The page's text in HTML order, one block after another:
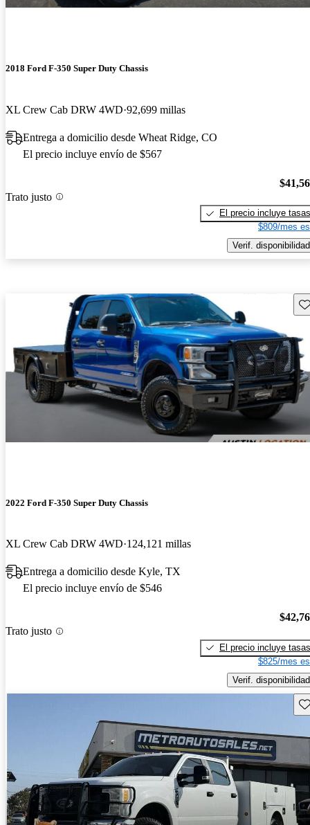
2018 Ford F-350 Super Duty Chassis
XL Crew Cab DRW 4WD 92,699 millas
Entrega a domicilio desde Wheat Ridge, CO
El precio incluye envío de $567
Trato justo
El precio incluye tasas
$809/mes
Verif. disponibilidad
2022 Ford F-350 Super Duty Chassis
XL Crew Cab DRW 4WD 124,121 millas
Entrega a domicilio desde Kyle, TX
El precio incluye envío de $546
Trato justo
El precio incluye tasas
$825/mes
Verif. disponibilidad